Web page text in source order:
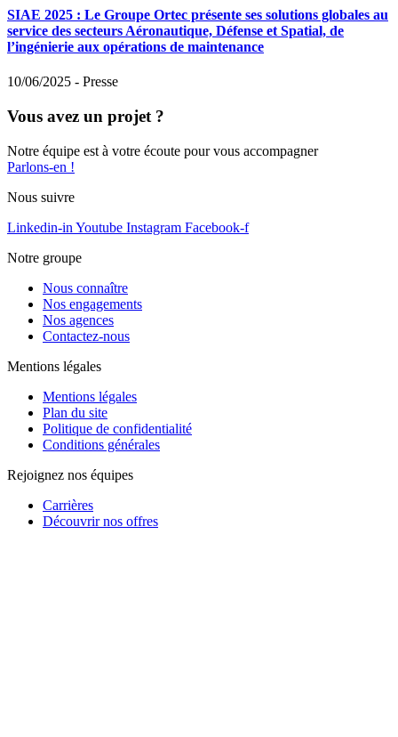
SIAE 2025 : Le Groupe Ortec présente ses solutions globales au
service des secteurs Aéronautique, Défense et Spatial, de
l’ingénierie aux opérations de maintenance
10/06/2025 - Presse
Vous avez un projet ?
Notre équipe est à votre écoute pour vous accompagner
Parlons-en !
Nous suivre
Linkedin-in Youtube Instagram Facebook-f
Notre groupe
Nous connaître
Nos engagements
Nos agences
Contactez-nous
Mentions légales
Mentions légales
Plan du site
Politique de confidentialité
Conditions générales
Rejoignez nos équipes
Carrières
Découvrir nos offres